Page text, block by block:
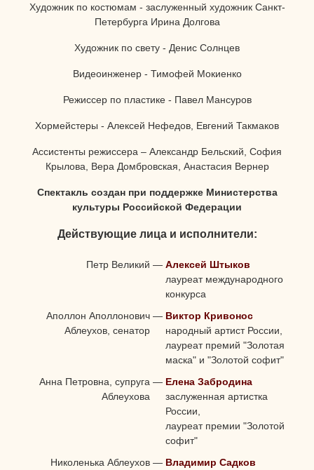
Художник по костюмам - заслуженный художник Санкт-
Петербурга Ирина Долгова
Художник по свету - Денис Солнцев
Видеоинженер - Тимофей Мокиенко
Режиссер по пластике - Павел Мансуров
Хормейстеры - Алексей Нефедов, Евгений Такмаков
Ассистенты режиссера – Александр Бельский, София
Крылова, Вера Домбровская, Анастасия Вернер
Спектакль создан при поддержке Министерства
культуры Российской Федерации
Действующие лица и исполнители:
Петр Великий — Алексей Штыков
лауреат международного
конкурса
Аполлон Аполлонович
Аблеухов, сенатор
— Виктор Кривонос
народный артист России,
лауреат премий "Золотая
маска" и "Золотой софит"
Анна Петровна, супруга
Аблеухова
— Елена Забродина
заслуженная артистка
России,
лауреат премии "Золотой
софит"
Николенька Аблеухов — Владимир Садков